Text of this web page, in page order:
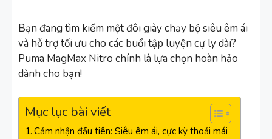
Bạn đang tìm kiếm một đôi giày chạy bộ siêu êm ái
và hỗ trợ tối ưu cho các buổi tập luyện cự ly dài?
Puma MagMax Nitro chính là lựa chọn hoàn hảo
dành cho bạn!
Mục lục bài viết
Cảm nhận đầu tiên: Siêu êm ái, cực kỳ thoải mái